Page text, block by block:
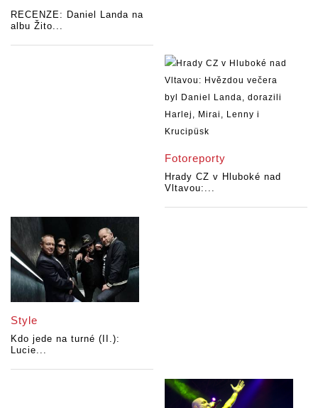
RECENZE: Daniel Landa na
albu Žito...
Fotoreporty
Hrady CZ v Hluboké nad
Vltavou:...
Style
Kdo jede na turné (II.):
Lucie...